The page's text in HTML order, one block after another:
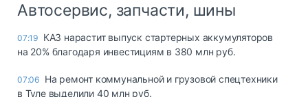
Автосервис, запчасти, шины
07:19 КАЗ нарастит выпуск стартерных аккумуляторов
на 20% благодаря инвестициям в 380 млн руб.
07:06 На ремонт коммунальной и грузовой спецтехники
в Туле выделили 40 млн руб.